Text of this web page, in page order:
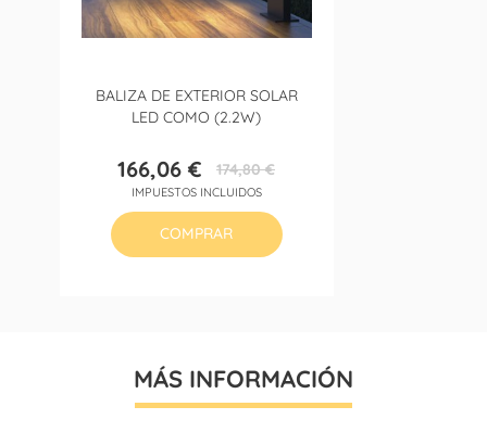
BALIZA DE EXTERIOR SOLAR
LED COMO (2.2W)
Precio
166,06 €Precio
base
174,80 €
IMPUESTOS INCLUIDOS
COMPRAR
MÁS INFORMACIÓN